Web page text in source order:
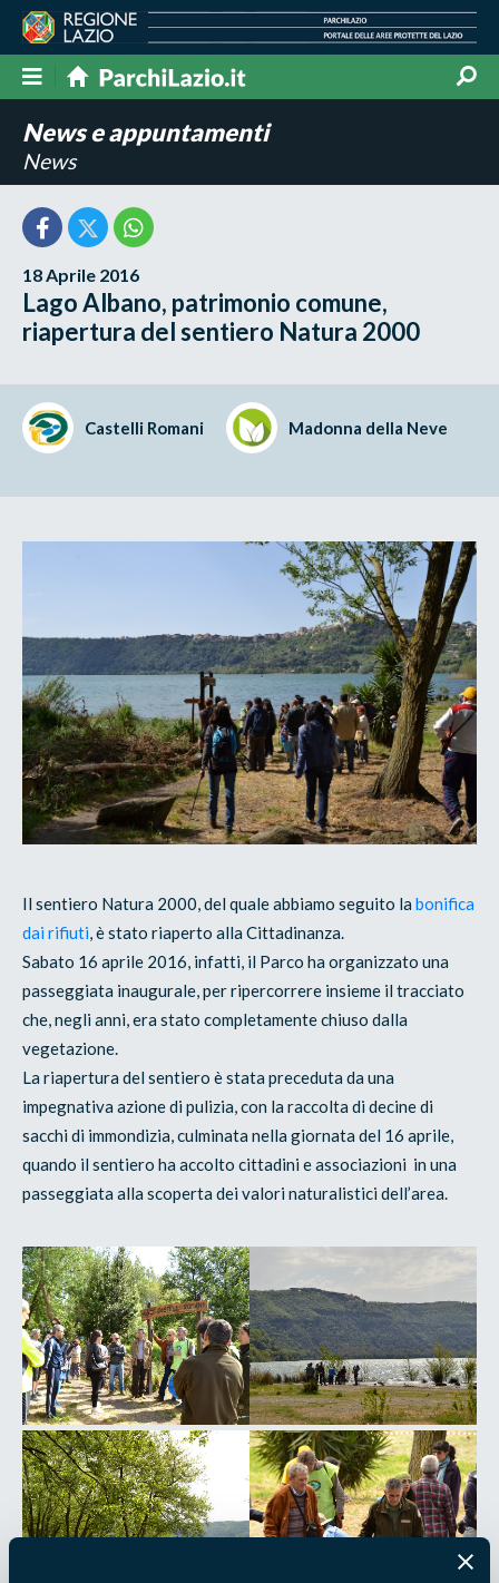
News e appuntamenti
News
18 Aprile 2016
Lago Albano, patrimonio comune,
riapertura del sentiero Natura 2000
Castelli Romani Madonna della Neve
Il sentiero Natura 2000, del quale abbiamo seguito labonifica
dai rifiuti, è stato riaperto alla Cittadinanza.
Sabato 16 aprile 2016, infatti, il Parco ha organizzato una
passeggiata inaugurale, per ripercorrere insieme il tracciato
che, negli anni, era stato completamente chiuso dalla
vegetazione.
La riapertura del sentiero è stata preceduta da una
impegnativa azione di pulizia, con la raccolta di decine di
sacchi di immondizia, culminata nella giornata del 16 aprile,
quando il sentiero ha accolto cittadini e associazioni in una
passeggiata alla scoperta dei valori naturalistici dell’area.